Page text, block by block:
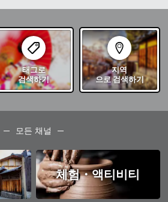
태그로
검색하기
지역
으로 검색하기
모든 채널
체험・액티비티